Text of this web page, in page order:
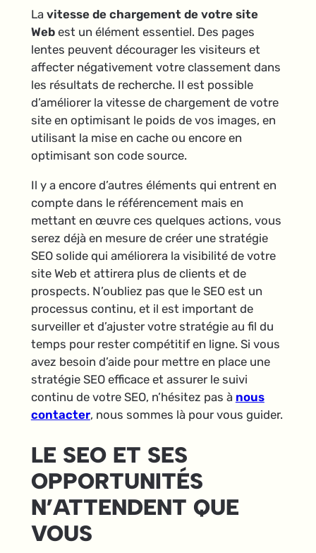
La vitesse de chargement de votre site
Webest un élément essentiel. Des pages
lentes peuvent décourager les visiteurs et
affecter négativement votre classement dans
les résultats de recherche. Il est possible
d’améliorer la vitesse de chargement de votre
site en optimisant le poids de vos images, en
utilisant la mise en cache ou encore en
optimisant son code source.
Il y a encore d’autres éléments qui entrent en
compte dans le référencement mais en
mettant en œuvre ces quelques actions, vous
serez déjà en mesure de créer une stratégie
SEO solide qui améliorera la visibilité de votre
site Web et attirera plus de clients et de
prospects. N’oubliez pas que le SEO est un
processus continu, et il est important de
surveiller et d’ajuster votre stratégie au fil du
temps pour rester compétitif en ligne. Si vous
avez besoin d’aide pour mettre en place une
stratégie SEO efficace et assurer le suivi
continu de votre SEO, n’hésitez pas à nous
contacter, nous sommes là pour vous guider.
LE SEO ET SES
OPPORTUNITÉS
N’ATTENDENT QUE
VOUS